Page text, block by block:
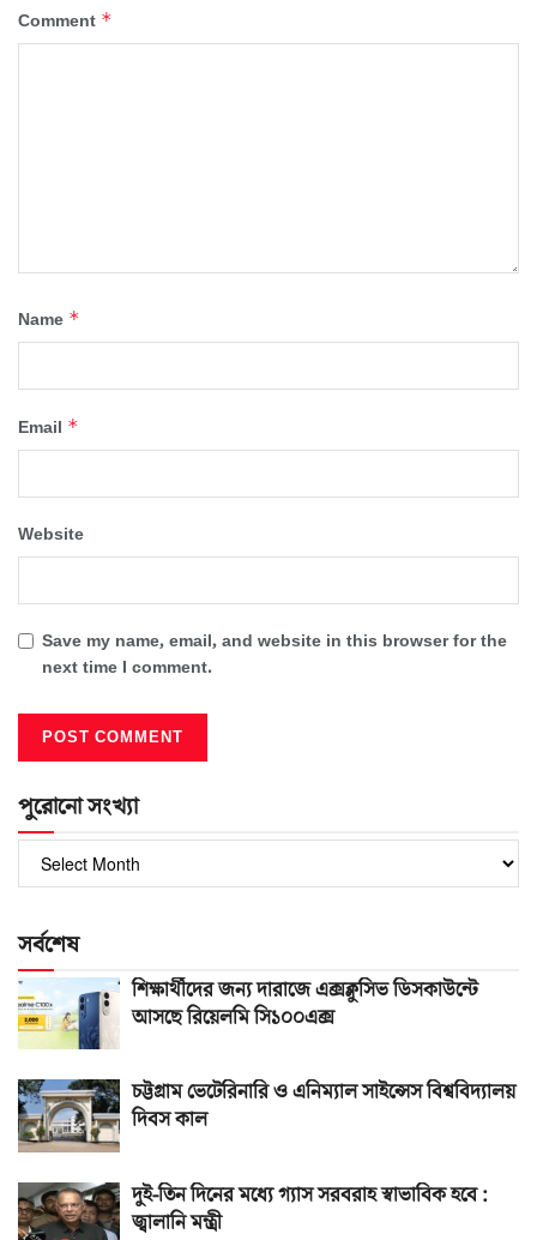
Comment *
Name *
Email *
Website
Save my name, email, and website in this browser for the
next time I comment.
পুরোনো সংখ্যা
সংখ্যা
সর্বশেষ
শিক্ষার্থীদের জন্য দারাজে এক্সক্লুসিভ ডিসকাউন্টে
আসছে রিয়েলমি সি১০০এক্স
চট্টগ্রাম ভেটেরিনারি ও এনিম্যাল সাইন্সেস বিশ্ববিদ্যালয়
দিবস কাল
দুই-তিন দিনের মধ্যে গ্যাস সরবরাহ স্বাভাবিক হবে :
জ্বালানি মন্ত্রী